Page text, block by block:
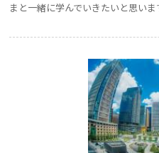
まと一緒に学んでいきたいと思いま